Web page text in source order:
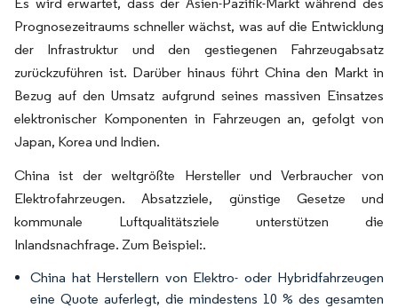
Prognosezeitraums schneller wächst, was auf die Entwicklung
der Infrastruktur und den gestiegenen Fahrzeugabsatz
zurückzuführen ist. Darüber hinaus führt China den Markt in
Bezug auf den Umsatz aufgrund seines massiven Einsatzes
elektronischer Komponenten in Fahrzeugen an, gefolgt von
Japan, Korea und Indien.
China ist der weltgrößte Hersteller und Verbraucher von
Elektrofahrzeugen. Absatzziele, günstige Gesetze und
kommunale Luftqualitätsziele unterstützen die
Inlandsnachfrage. Zum Beispiel:.
China hat Herstellern von Elektro- oder Hybridfahrzeugen
eine Quote auferlegt, die mindestens 10 % des gesamten